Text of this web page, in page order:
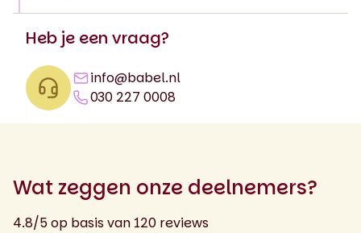
Heb je een vraag?
info@babel.nl
030 227 0008
Wat zeggen onze deelnemers?
4.8/5 op basis van 120 reviews